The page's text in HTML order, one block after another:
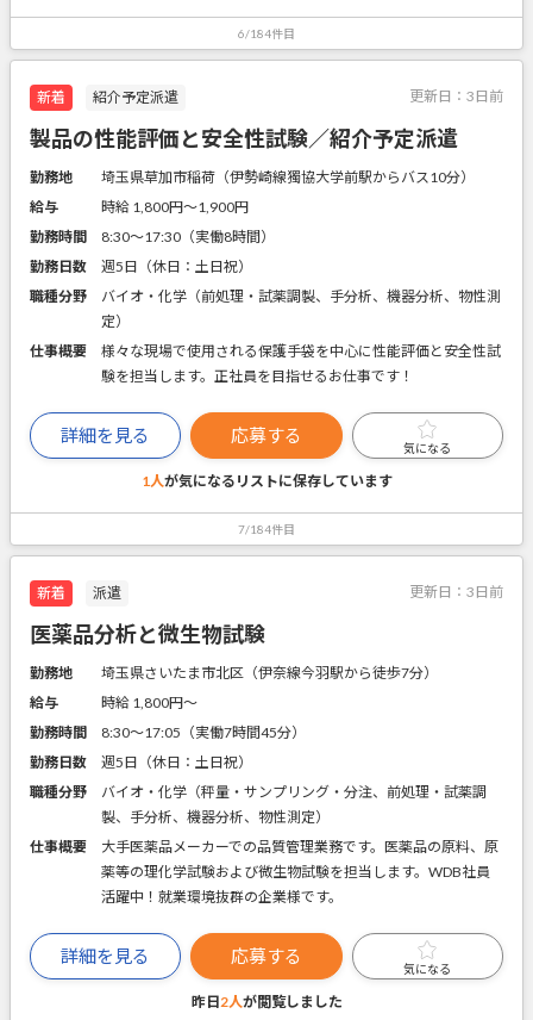
6/184件目
新着 紹介予定派遣 更新日： 3日前
製品の性能評価と安全性試験／紹介予定派遣
勤務地
埼玉県草加市稲荷（伊勢崎線獨協大学前駅からバス10分）
給与
時給 1,800円〜1,900円
勤務時間
8:30～17:30（実働8時間）
勤務日数
週5日（休日：土日祝）
職種分野
バイオ・化学（前処理・試薬調製、手分析、機器分析、物性測
定）
仕事概要
様々な現場で使用される保護手袋を中心に性能評価と安全性試
験を担当します。正社員を目指せるお仕事です！
詳細を見る 応募する
気になる
1人が気になるリストに保存しています
7/184件目
新着 派遣 更新日： 3日前
医薬品分析と微生物試験
勤務地
埼玉県さいたま市北区（伊奈線今羽駅から徒歩7分）
給与
時給 1,800円〜
勤務時間
8:30～17:05（実働7時間45分）
勤務日数
週5日（休日：土日祝）
職種分野
バイオ・化学（秤量・サンプリング・分注、前処理・試薬調
製、手分析、機器分析、物性測定）
仕事概要
大手医薬品メーカーでの品質管理業務です。医薬品の原料、原
薬等の理化学試験および微生物試験を担当します。WDB社員
活躍中！就業環境抜群の企業様です。
詳細を見る 応募する
気になる
昨日2人が閲覧しました